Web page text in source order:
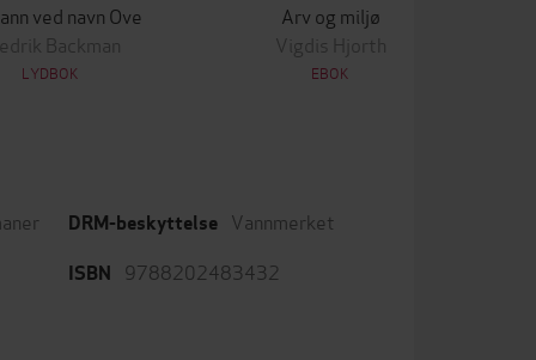
ved navn Ove
Backman
LYDBOK
Arv og miljø
Vigdis Hjorth
EBOK
DRM-beskyttelse Vannmerket
ISBN 9788202483432